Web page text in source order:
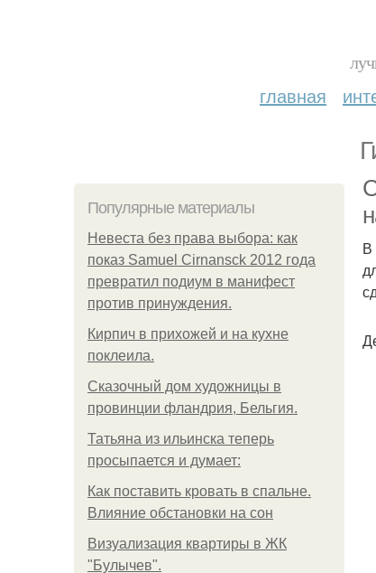
главная
Популярные материалы
Невеста без права выбора: как
показ Samuel Cirnansck 2012 года
превратил подиум в манифест
против принуждения.
Кирпич в прихожей и на кухне
поклеила.
Сказочный дом художницы в
провинции фландрия, Бельгия.
Татьяна из ильинска теперь
просыпается и думает:
Как поставить кровать в спальне.
Влияние обстановки на сон
Визуализация квартиры в ЖК
"Булычев".
В